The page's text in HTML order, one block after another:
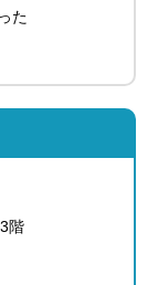
た
階